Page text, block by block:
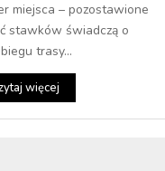
miejsca – pozostawione
stawków świadczą o
trasy...
więcej